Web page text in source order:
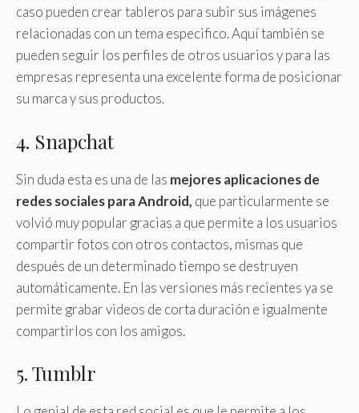
caso pueden crear tableros para subir sus imágenes
relacionadas con un tema especifico. Aquí también se
pueden seguir los perfiles de otros usuarios y para las
empresas representa una excelente forma de posicionar
su marca y sus productos.
4. Snapchat
Sin duda esta es una de las mejores aplicaciones de
redes sociales para Android, que particularmente se
volvió muy popular gracias a que permite a los usuarios
compartir fotos con otros contactos, mismas que
después de un determinado tiempo se destruyen
automáticamente. En las versiones más recientes ya se
permite grabar videos de corta duración e igualmente
compartirlos con los amigos.
5. Tumblr